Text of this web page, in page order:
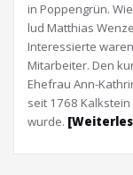
in Poppengrün.
lud Matthias
Interessierte
Mitarbeiter. Den
Ehefrau Ann-
seit 1768
wurde.